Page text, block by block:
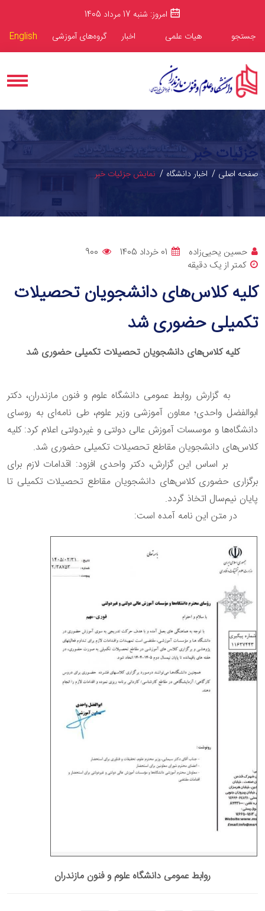
امروز: شنبه 17 مرداد 1405
جستجو
هیات علمی اخبار گروه‌های آموزشی English
جزئیات خبر
صفحه اصلی اخبار دانشگاه نمایش جزئیات خبر
حسین یحیی‌زاده 01 خرداد 1405
900
کمتر از یک دقیقه
کلیه کلاس‌های دانشجویان تحصیلات
تکمیلی حضوری شد
کلیه کلاس‌های دانشجویان تحصیلات تکمیلی حضوری شد
به گزارش روابط عمومی دانشگاه علوم و فنون مازندران، دکتر
ابوالفضل واحدی؛ معاون آموزشی وزیر علوم، طی نامه‌ای به روسای
دانشگاه‌ها و موسسات آموزش عالی دولتی و غیردولتی اعلام کرد: کلیه
کلاس‌های دانشجویان مقاطع تحصیلات تکمیلی حضوری شد.
بر اساس این گزارش، دکتر واحدی افزود: اقدامات لازم برای
برگزاری حضوری کلاس‌های دانشجویان‌ مقاطع تحصیلات تکمیلی تا
پایان نیم‌سال اتخاذ گردد.
در متن این نامه آمده است:
روابط عمومی دانشگاه علوم و فنون مازندران